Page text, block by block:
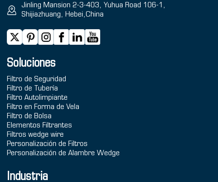
Jinling Mansion 2-3-403, Yuhua Road 106-1,
Shijiazhuang, Hebei,China
Soluciones
Filtro de Seguridad
Filtro de Tubería
Filtro Autolimpiante
Filtro en Forma de Vela
Filtro de Bolsa
Elementos Filtrantes
Filtros wedge wire
Personalización de Filtros
Personalización de Alambre Wedge
Industria